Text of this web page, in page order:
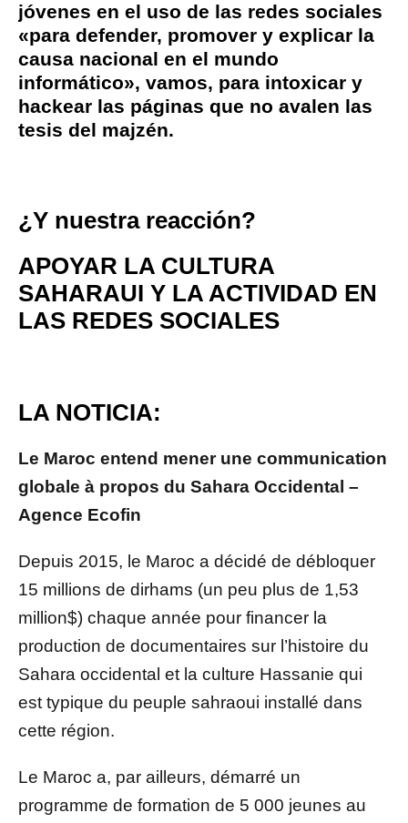
jóvenes en el uso de las redes sociales
«para defender, promover y explicar la
causa nacional en el mundo
informático», vamos, para intoxicar y
hackear las páginas que no avalen las
tesis del majzén.
¿Y nuestra reacción?
APOYAR LA CULTURA
SAHARAUI Y LA ACTIVIDAD EN
LAS REDES SOCIALES
LA NOTICIA:
Le Maroc entend mener une communication
globale à propos du Sahara Occidental –
Agence Ecofin
Depuis 2015, le Maroc a décidé de débloquer
15 millions de dirhams (un peu plus de 1,53
million$) chaque année pour financer la
production de documentaires sur l’histoire du
Sahara occidental et la culture Hassanie qui
est typique du peuple sahraoui installé dans
cette région.
Le Maroc a, par ailleurs, démarré un
programme de formation de 5 000 jeunes au